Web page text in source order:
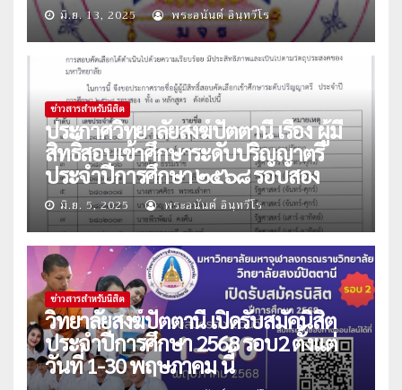
มิ.ย. 13, 2025 พระอนันต์ อินฺทวีโร
ข่าวสารสำหรับนิสิต
ประกาศวิทยาลัยสงฆ์ปัตตานี เรื่อง ผู้มี
สิทธิ์สอบเข้าศึกษาระดับปริญญาตรี
ประจำปีการศึกษา ๒๕๖๘ รอบสอง
มิ.ย. 5, 2025 พระอนันต์ อินฺทวีโร
ข่าวสารสำหรับนิสิต
วิทยาลัยสงฆ์ปัตตานี เปิดรับสมัคนิสิต
ประจำปีการศึกษา 2568 รอบ2 ตั้งแต่
วันที่ 1-30 พฤษภาคม นี้